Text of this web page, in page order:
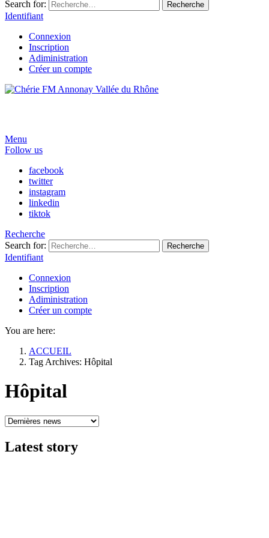
Search for:
Recherche
Identifiant
Connexion
Inscription
Adiministration
Créer un compte
Menu
Follow us
facebook
twitter
instagram
linkedin
tiktok
Recherche
Search for:
Recherche
Identifiant
Connexion
Inscription
Adiministration
Créer un compte
You are here:
ACCUEIL
Tag Archives: Hôpital
Hôpital
Latest story